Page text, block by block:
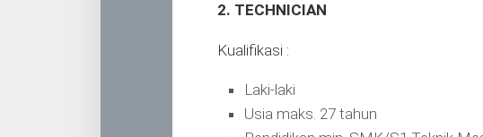
2. TECHNICIAN
Kualifikasi :
Laki-laki
Usia maks. 27 tahun